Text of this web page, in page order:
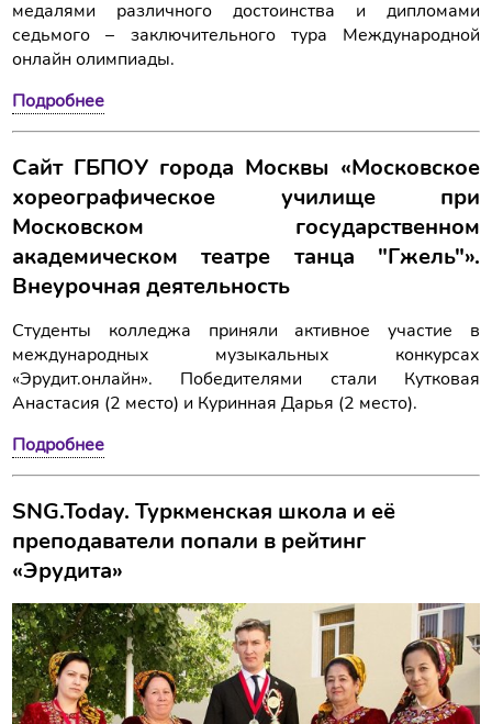
медалями различного достоинства и дипломами
седьмого – заключительного тура Международной
онлайн олимпиады.
Подробнее
Сайт ГБПОУ города Москвы «Московское
хореографическое училище при
Московском государственном
академическом театре танца "Гжель"».
Внеурочная деятельность
Студенты колледжа приняли активное участие в
международных музыкальных конкурсах
«Эрудит.онлайн». Победителями стали Кутковая
Анастасия (2 место) и Куринная Дарья (2 место).
Подробнее
SNG.Today. Туркменская школа и её
преподаватели попали в рейтинг
«Эрудита»